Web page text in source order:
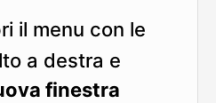
il menu con le
a destra e
finestra